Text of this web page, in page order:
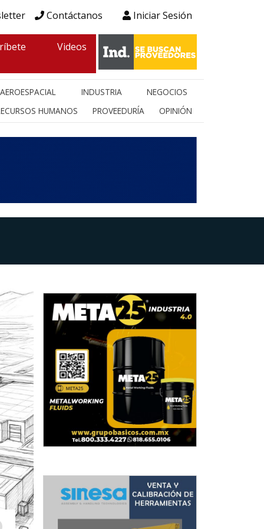
Contáctanos Iniciar Sesión
Videos
AEROESPACIAL INDUSTRIA
NEGOCIOS
HUMANOS
PROVEEDURÍA OPINIÓN